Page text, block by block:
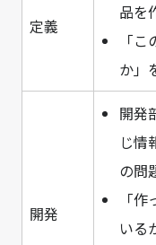
定義
品を
「
か」
開発
開発
じ情
の問
「
いる